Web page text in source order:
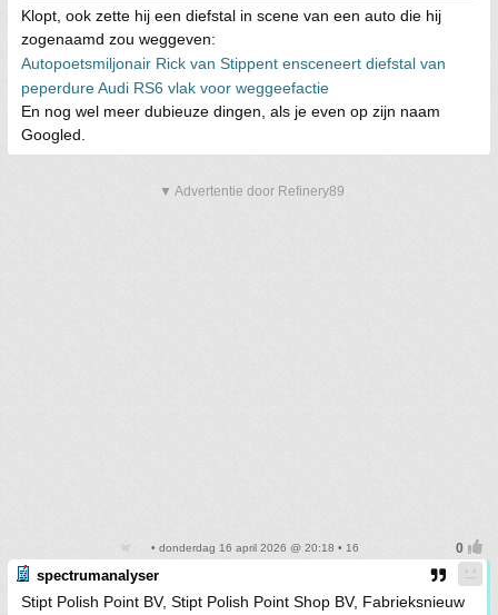
Klopt, ook zette hij een diefstal in scene van een auto die hij
zogenaamd zou weggeven:
Autopoetsmiljonair Rick van Stippent ensceneert diefstal van
peperdure Audi RS6 vlak voor weggeefactie
En nog wel meer dubieuze dingen, als je even op zijn naam
Googled.
▼ Advertentie door Refinery89
• donderdag 16 april 2026 @ 20:18 • 16
spectrumanalyser
Stipt Polish Point BV, Stipt Polish Point Shop BV, Fabrieksnieuw